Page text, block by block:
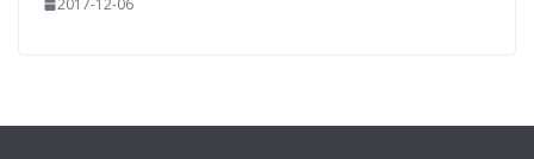
2017-12-06